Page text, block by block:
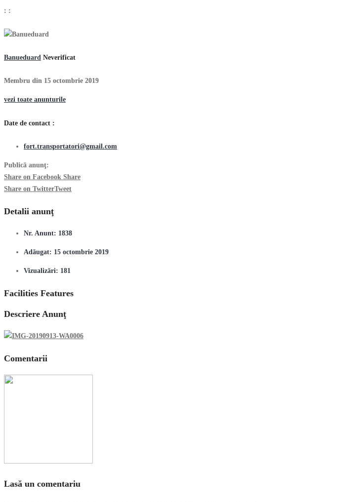
: :
Banueduard Neverificat
Membru din 15 octombrie 2019
vezi toate anunturile
Date de contact :
fort.transportatori@gmail.com
Publică anunţ:
Share on Facebook Share
Share on TwitterTweet
Detalii anunţ
Nr. Anunt: 1838
Adăugat: 15 octombrie 2019
Vizualizări: 181
Facilities Features
Descriere Anunţ
Comentarii
Lasă un comentariu